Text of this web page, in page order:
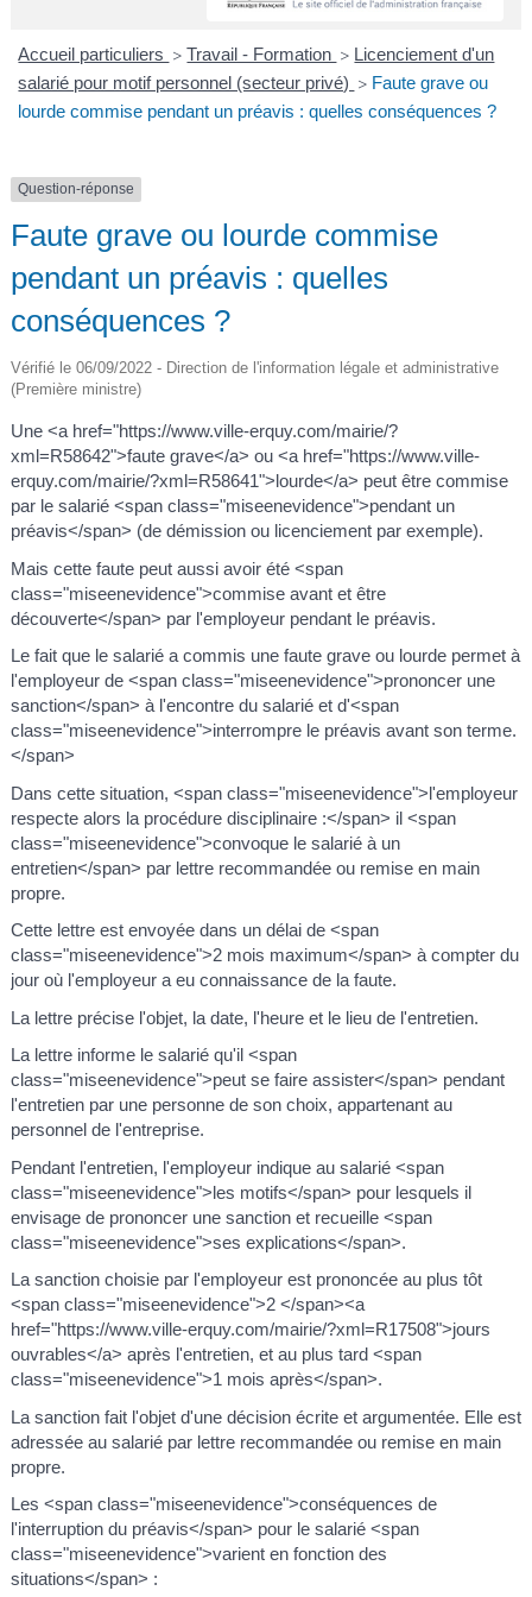
E
Accueil particuliers > Travail - Formation > Licenciement d'un
salarié pour motif personnel (secteur privé) > Faute grave ou
lourde commise pendant un préavis : quelles conséquences ?
Question-réponse
Faute grave ou lourde commise
pendant un préavis : quelles
conséquences ?
Vérifié le 06/09/2022 - Direction de l'information légale et administrative
(Première ministre)
Une <a href="https://www.ville-erquy.com/mairie/?
xml=R58642">faute grave</a> ou <a href="https://www.ville-
erquy.com/mairie/?xml=R58641">lourde</a> peut être commise
par le salarié <span class="miseenevidence">pendant un
préavis</span> (de démission ou licenciement par exemple).
Mais cette faute peut aussi avoir été <span
class="miseenevidence">commise avant et être
découverte</span> par l'employeur pendant le préavis.
Le fait que le salarié a commis une faute grave ou lourde permet à
l'employeur de <span class="miseenevidence">prononcer une
sanction</span> à l'encontre du salarié et d'<span
class="miseenevidence">interrompre le préavis avant son terme.
</span>
Dans cette situation, <span class="miseenevidence">l'employeur
respecte alors la procédure disciplinaire :</span> il <span
class="miseenevidence">convoque le salarié à un
entretien</span> par lettre recommandée ou remise en main
propre.
Cette lettre est envoyée dans un délai de <span
class="miseenevidence">2 mois maximum</span> à compter du
jour où l'employeur a eu connaissance de la faute.
La lettre précise l'objet, la date, l'heure et le lieu de l'entretien.
La lettre informe le salarié qu'il <span
class="miseenevidence">peut se faire assister</span> pendant
l'entretien par une personne de son choix, appartenant au
personnel de l'entreprise.
Pendant l'entretien, l'employeur indique au salarié <span
class="miseenevidence">les motifs</span> pour lesquels il
envisage de prononcer une sanction et recueille <span
class="miseenevidence">ses explications</span>.
La sanction choisie par l'employeur est prononcée au plus tôt
<span class="miseenevidence">2 </span><a
href="https://www.ville-erquy.com/mairie/?xml=R17508">jours
ouvrables</a> après l'entretien, et au plus tard <span
class="miseenevidence">1 mois après</span>.
La sanction fait l'objet d'une décision écrite et argumentée. Elle est
adressée au salarié par lettre recommandée ou remise en main
propre.
Les <span class="miseenevidence">conséquences de
l'interruption du préavis</span> pour le salarié <span
class="miseenevidence">varient en fonction des
situations</span> :